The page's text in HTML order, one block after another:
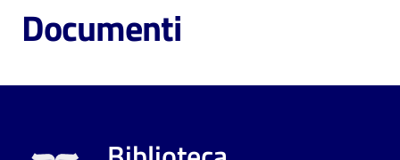
Cosa
fare
Documenti